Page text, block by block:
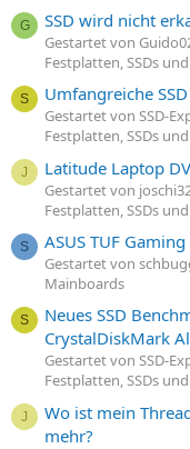
G SSD wird nicht
Gestartet von
Festplatten, SSDs
S Umfangreiche
Gestartet von SSD-
Festplatten, SSDs
J Latitude Laptop
Gestartet von
Festplatten, SSDs
S ASUS TUF Gaming
Gestartet von
Mainboards
S
Neues SSD
CrystalDiskMark
Gestartet von SSD-
Festplatten, SSDs
J
Wo ist mein
mehr?